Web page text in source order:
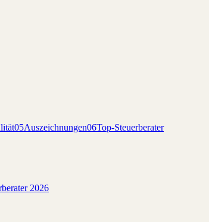
05Auszeichnungen06Top-Steuerberater
2026